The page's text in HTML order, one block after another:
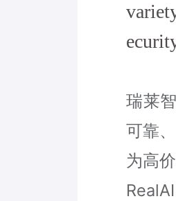
瑞莱
可靠
为高